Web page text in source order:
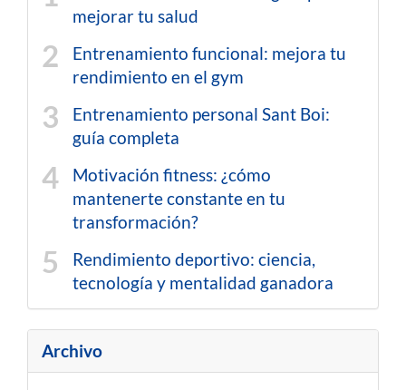
mejorar tu salud
Entrenamiento funcional: mejora tu
rendimiento en el gym
Entrenamiento personal Sant Boi:
guía completa
Motivación fitness: ¿cómo
mantenerte constante en tu
transformación?
Rendimiento deportivo: ciencia,
tecnología y mentalidad ganadora
Archivo